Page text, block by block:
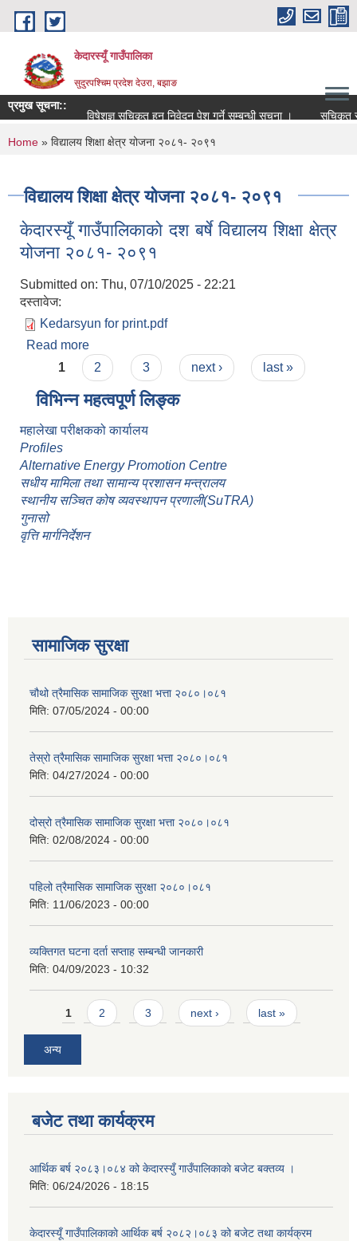
Skip to main content
केदारस्यूँ गाउँपालिका
सुदुरपश्चिम प्रदेश देउरा, बझाङ
प्रमुख सूचना::
विषेशज्ञ सूचिकृत हुन निवेदन पेश गर्ने सम्बन्धी सूचना ।
सूचिकृत
You are here
Home » विद्यालय शिक्षा क्षेत्र योजना २०८१- २०९१
विद्यालय शिक्षा क्षेत्र योजना २०८१- २०९१
केदारस्यूँ गाउँपालिकाकाे दश बर्षे विद्यालय शिक्षा क्षेत्र
योजना २०८१- २०९१
Submitted on: Thu, 07/10/2025 - 22:21
दस्तावेज:
Kedarsyun for print.pdf
Read more
योजना २०८१- २०९१
Pages
1 2 3 next › last »
विभिन्न महत्वपूर्ण लिङ्क
महालेखा परीक्षकको कार्यालय
Profiles
Alternative Energy Promotion Centre
सधीय मामिला तथा सामान्य प्रशासन मन्त्रालय
स्थानीय सञ्चित कोष व्यवस्थापन प्रणाली(SuTRA)
गुनासो
वृत्ति मार्गनिर्देशन
सामाजिक सुरक्षा
चौथो त्रैमासिक सामाजिक सुरक्षा भत्ता २०८०।०८१
मिति: 07/05/2024 - 00:00
तेस्रो त्रैमासिक सामाजिक सुरक्षा भत्ता २०८०।०८१
मिति: 04/27/2024 - 00:00
दोस्रो त्रैमासिक सामाजिक सुरक्षा भत्ता २०८०।०८१
मिति: 02/08/2024 - 00:00
पहिलो त्रैमासिक सामाजिक सुरक्षा २०८०।०८१
मिति: 11/06/2023 - 00:00
व्यक्तिगत घटना दर्ता सप्ताह सम्बन्धी जानकारी
मिति: 04/09/2023 - 10:32
Pages
1 2 3 next › last »
अन्य
बजेट तथा कार्यक्रम
आर्थिक बर्ष २०८३।०८४ को केदारस्युँ गाउँपालिकाकाे बजेट बक्तव्य ।
मिति: 06/24/2026 - 18:15
केदारस्यूँ गाउँपालिकाकाे आर्थिक बर्ष २०८२।०८३ को बजेट तथा कार्यक्रम